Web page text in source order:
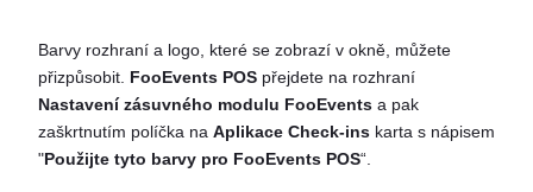
French
Polish
Greek
Barvy rozhraní a logo, které se zobrazí v okně, můžete
přizpůsobit. FooEvents POS přejdete na rozhraní
Nastavení zásuvného modulu FooEvents a pak
zaškrtnutím políčka na Aplikace Check-ins karta s nápisem
"Použijte tyto barvy pro FooEvents POS“.